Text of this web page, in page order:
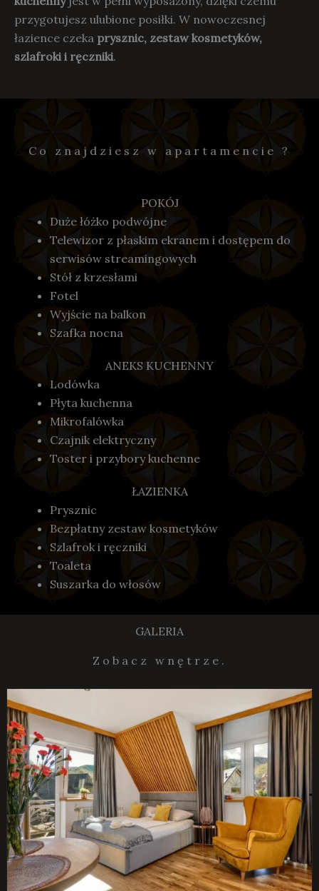
przygotujesz ulubione posiłki. W nowoczesnej
łazience czeka prysznic, zestaw kosmetyków,
szlafroki i ręczniki.
Co znajdziesz w apartamencie ?
POKÓJ
Duże łóżko podwójne
Telewizor z płaskim ekranem i dostępem do
serwisów streamingowych
Stół z krzesłami
Fotel
Wyjście na balkon
Szafka nocna
ANEKS KUCHENNY
Lodówka
Płyta kuchenna
Mikrofalówka
Czajnik elektryczny
Toster i przybory kuchenne
ŁAZIENKA
Prysznic
Bezpłatny zestaw kosmetyków
Szlafrok i ręczniki
Toaleta
Suszarka do włosów
GALERIA
Zobacz wnętrze.